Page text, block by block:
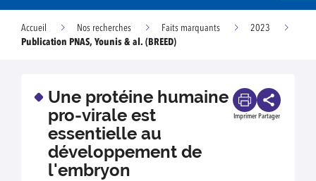
Accueil Nos recherches Faits marquants
2023
Publication PNAS, Younis & al. (BREED)
Une protéine humaine
pro-virale est
essentielle au
développement de
l'embryon
Imprimer Partager